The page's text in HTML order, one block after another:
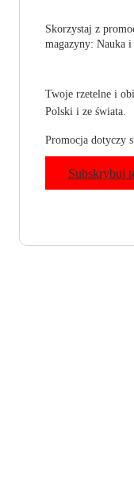
Skorzystaj z
magazyny: Nauka
Twoje rzetelne i
Polski i ze świata.
Promocja dotyczy
Subskrybuj